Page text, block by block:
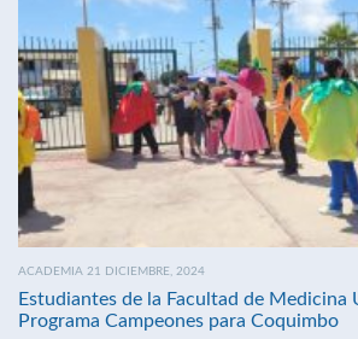
ACADEMIA 21 DICIEMBRE, 2024
Estudiantes de la Facultad de Medicina
Programa Campeones para Coquimbo